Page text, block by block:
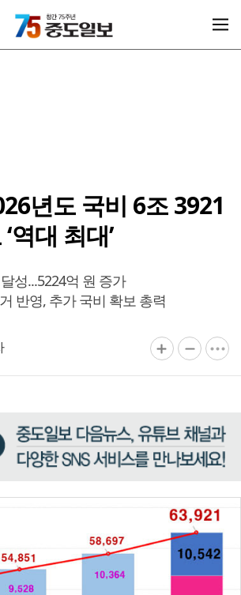
년도 국비 6조 3921
역대 최대’
성...5224억 원 증가
반영, 추가 국비 확보 총력